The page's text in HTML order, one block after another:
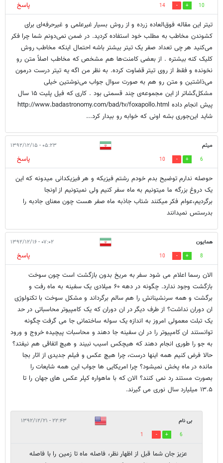
10
14
پاسخ
تیتر این مقاله فوق‌العاده زرده و از روش بسیار غیرعلمی و غیرحرفه‌ای برای
کشوندن مخاطب به مطلب خود استفاده کردید. در ضمن نمی‌دونم شما چرا فکر
می‌کنید هر چی تعداد صفر یک تیتر بیشتر باشه احتمال اینکه مخاطب روش
کلیک کنه بیشتره . از بعضی کامنت‌ها هم مشخص که مخاطب اصلاً متن رو
نخونده و فقط از روی تیتر قضاوت کرده. به نظر من اگه یه تیتر درست درمون
می‌ذاشتین و متن رو هم به صورت سوال جواب می‌نوشتین خیلی
مشکل‌گشاتر از این مجموعه‌ی چند قسمتی بود . کاری که فیل پلیت ۱۵ سال
پیش انجام داده http://www.badastronomy.com/bad/tv/foxapollo.html
شاید این‌جوری بشه اونی که خوابه رو بیدار کرد...
میثم ۰۵:۲۳ - ۱۳۹۲/۱۲/۱۵
6
10
پاسخ
حوصله ندارم توضیح بدم خودم رشتم فیزیکه و هر فیزیکدانی میدونه که این
یک دروغ بزرگه ما میتونیم به ماه سفر کنیم ولی نمیتونیم از اونجا
برگردیم،عوام فکر میکنند شتاب جاذبه ماه صفر هست چون معنای جادبه را
بدرستس نمیدانند
همایون ۰۷:۰۲ - ۱۳۹۲/۱۲/۱۶
8
10
پاسخ
الان رسما اعلام می شود سفر به مریخ بدون بازگشت است چون سوخت
بازگشت وجود ندارد. چگونه در دهه ۶۰ میلادی یک سفینه به ماه رفت و
برگشت و همه سرنشینانش را هم سالم برگرداند و مشکل سوخت با تکنولوژی
ان دوران نداشت؟ از طرف دیگر در ان دوران که یک کامپیوتر محاسباتی در حد
یک تبلت معمولی امروز به اندازه یک سوله ساختمانی جا می گرفت چگونه
توانستند ان کامپیوتر را در ان سفینه جا دهند و محاسبات پیچیده خروج و ورود
به جو را طوری انجام دهند که هیچکس اسیب نبیند و هیچ اتفاقی هم نیفتد؟
حالا فرض کنیم همه اینها درست، چرا هیچ عکس و فیلم جدیدی از اثار بجا
مانده در ماه پخش نمیشود؟ چرا امریکایی ها جواب این همه شایعات را
بصورت مستند رد نمی کنند؟ الان که با ماهواره کپلر عکس های جهان را تا
۱۳.۵ میلیارد سال نوری می گیرند.
بی نام ۲۲:۴۳ - ۱۳۹۲/۱۲/۲۱
6
1
عزیز جان شما قبل از اظهار نظر، فاصله ماه تا زمین را با فاصله